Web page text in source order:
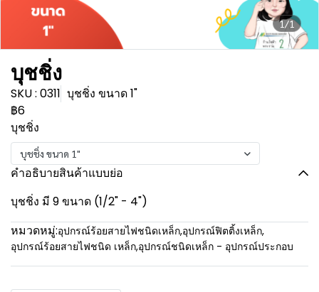
1/1
บุชชิ่ง
SKU : 0311 บุชชิ่ง ขนาด 1"
฿6
บุชชิ่ง
บุชชิ่ง ขนาด 1"
คำอธิบายสินค้าแบบย่อ
บุชชิ่ง มี 9 ขนาด (1/2" - 4")
หมวดหมู่:อุปกรณ์ร้อยสายไฟชนิดเหล็ก,อุปกรณ์ฟิตติ้งเหล็ก,
อุปกรณ์ร้อยสายไฟชนิด เหล็ก,อุปกรณ์ชนิดเหล็ก - อุปกรณ์ประกอบ